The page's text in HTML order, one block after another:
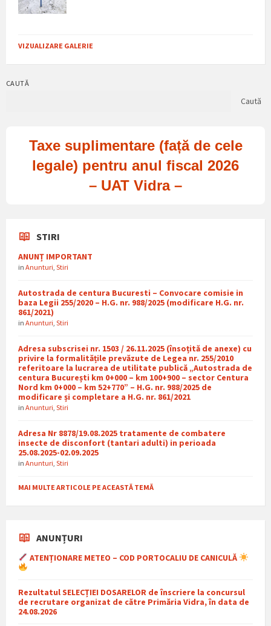
VIZUALIZARE GALERIE
CAUTĂ
Caută
Taxe suplimentare (față de cele
legale) pentru anul fiscal 2026
– UAT Vidra –
STIRI
ANUNȚ IMPORTANT
in Anunturi Stiri
Autostrada de centura Bucuresti – Convocare comisie in
baza Legii 255/2020 – H.G. nr. 988/2025 (modificare H.G. nr.
861/2021)
in Anunturi Stiri
Adresa subscrisei nr. 1503 / 26.11.2025 (însoțită de anexe) cu
privire la formalitățile prevăzute de Legea nr. 255/2010
referitoare la lucrarea de utilitate publică „Autostrada de
centura București km 0+000 – km 100+900 – sector Centura
Nord km 0+000 – km 52+770” – H.G. nr. 988/2025 de
modificare și completare a H.G. nr. 861/2021
in Anunturi Stiri
Adresa Nr 8878/19.08.2025 tratamente de combatere
insecte de disconfort (tantari adulti) in perioada
25.08.2025-02.09.2025
in Anunturi Stiri
MAI MULTE ARTICOLE PE ACEASTĂ TEMĂ
ANUNȚURI
ATENȚIONARE METEO – COD PORTOCALIU DE CANICULĂ
Rezultatul SELECȚIEI DOSARELOR de înscriere la concursul
de recrutare organizat de către Primăria Vidra, în data de
24.08.2026